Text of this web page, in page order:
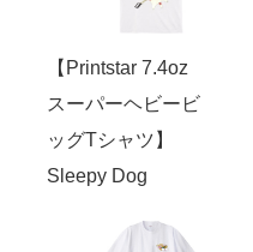
【Printstar 7.4oz
スーパーヘビービ
ッグTシャツ】
Sleepy Dog